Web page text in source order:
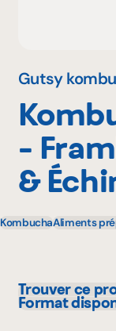
Gutsy
-
&
KombuchaAliments
Trouver ce
Avril -
Format